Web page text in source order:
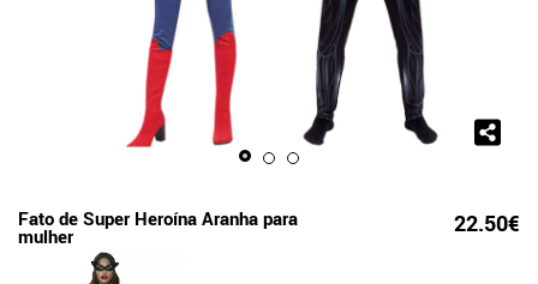
Fato de Super Heroína Aranha para
mulher 22.50€